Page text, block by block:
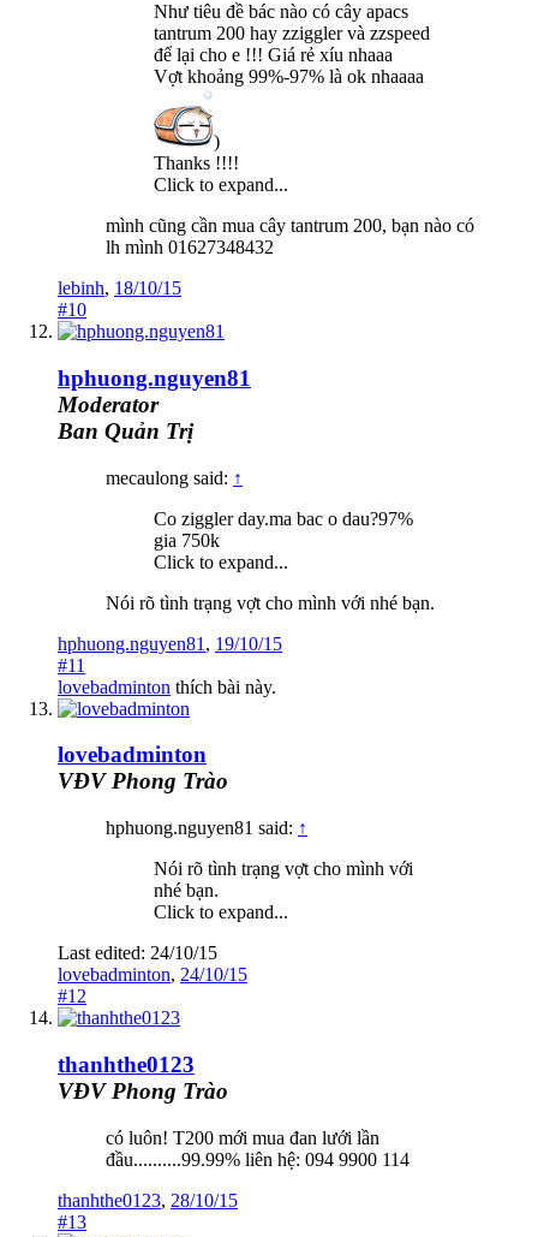
Như tiêu đề bác nào có cây apacs
tantrum 200 hay zziggler và zzspeed
để lại cho e !!! Giá rẻ xíu nhaaa
Vợt khoảng 99%-97% là ok nhaaaa
)
Thanks !!!!
Click to expand...
mình cũng cần mua cây tantrum 200, bạn nào có
lh mình 01627348432
lebinh, 18/10/15
#10
hphuong.nguyen81
Moderator
Ban Quản Trị
mecaulong said: ↑
Co ziggler day.ma bac o dau?97%
gia 750k
Click to expand...
Nói rõ tình trạng vợt cho mình với nhé bạn.
hphuong.nguyen81 , 19/10/15
#11
lovebadminton thích bài này.
lovebadminton
VĐV Phong Trào
hphuong.nguyen81 said: ↑
Nói rõ tình trạng vợt cho mình với
nhé bạn.
Click to expand...
Last edited: 24/10/15
lovebadminton, 24/10/15
#12
thanhthe0123
VĐV Phong Trào
có luôn! T200 mới mua đan lưới lần
đầu..........99.99% liên hệ: 094 9900 114
thanhthe0123, 28/10/15
#13